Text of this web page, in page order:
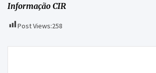
Informação CIR
Post Views:258